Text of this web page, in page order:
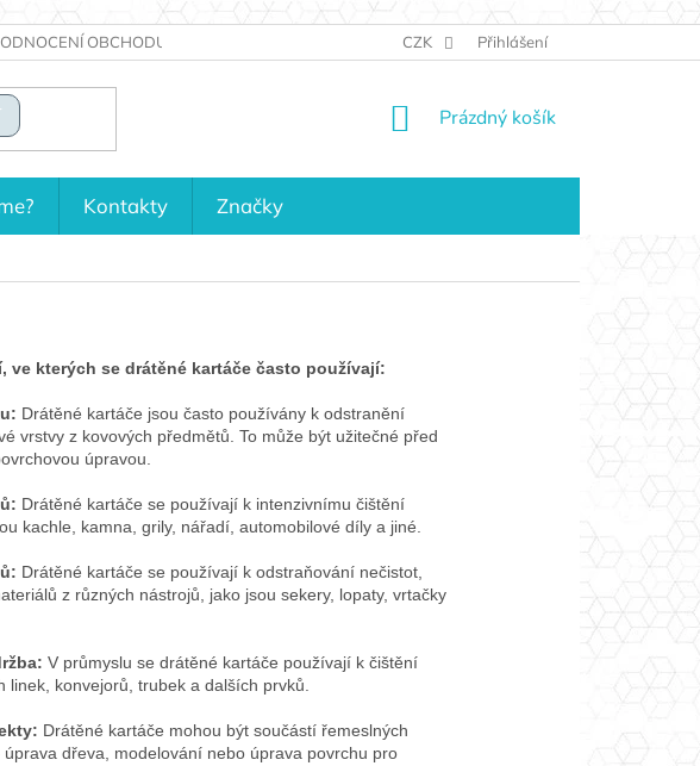
OBCHODU KONTAKTY KDO JSME?
CZK Přihlášení
NÁKUPNÍ
Prázdný košík
Kontakty Značky
ve kterých se drátěné kartáče často používají:
Drátěné kartáče jsou často používány k odstranění
vrstvy z kovových předmětů. To může být užitečné před
úpravou.
Drátěné kartáče se používají k intenzivnímu čištění
kachle, kamna, grily, nářadí, automobilové díly a jiné.
Drátěné kartáče se používají k odstraňování nečistot,
z různých nástrojů, jako jsou sekery, lopaty, vrtačky
V průmyslu se drátěné kartáče používají k čištění
linek, konvejorů, trubek a dalších prvků.
Drátěné kartáče mohou být součástí řemeslných
úprava dřeva, modelování nebo úprava povrchu pro